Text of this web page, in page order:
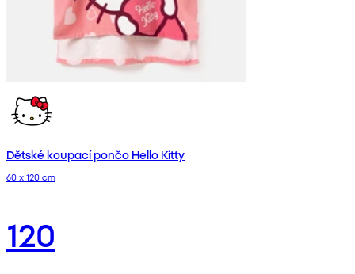
Dětské koupací pončo Hello Kitty
60 x 120 cm
120